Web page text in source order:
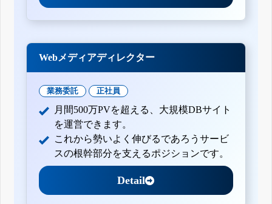
Webメディアディレクター
業務委託 正社員
月間500万PVを超える、大規模DBサイト
を運営できます。
これから勢いよく伸びるであろうサービ
スの根幹部分を支えるポジションです。
Detail